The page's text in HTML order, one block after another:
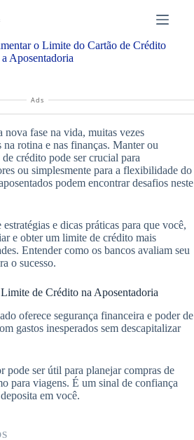
o Limite do Cartão de Crédito
Aposentadoria
Ads
nova fase na vida, muitas vezes
na rotina e nas finanças. Manter ou
crédito pode ser crucial para
ou simplesmente para a flexibilidade do
podem encontrar desafios neste
e dicas práticas para que você,
e obter um limite de crédito mais
Entender como os bancos avaliam seu
o sucesso.
de Crédito na Aposentadoria
oferece segurança financeira e poder de
gastos inesperados sem descapitalizar
pode ser útil para planejar compras de
para viagens. É um sinal de confiança
em você.